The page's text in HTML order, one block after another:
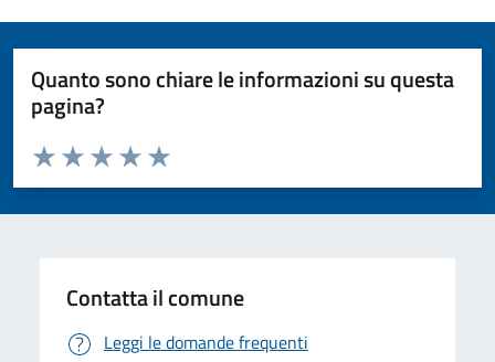
Quanto sono chiare le informazioni su questa
pagina?
Valuta da 1 a 5 stelle la pagina
Valuta 5 stelle su 5
Valuta 4 stelle su 5
Valuta 3 stelle su 5
Valuta 2 stelle su 5
Valuta 1 stelle su 5
Contatta il comune
Leggi le domande frequenti